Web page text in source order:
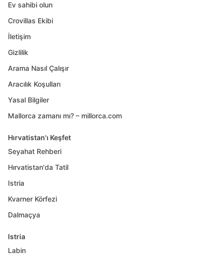
Ev sahibi olun
Crovillas Ekibi
İletişim
Gizlilik
Arama Nasıl Çalışır
Aracılık Koşulları
Yasal Bilgiler
Mallorca zamanı mı? – millorca.com
Hırvatistan'ı Keşfet
Seyahat Rehberi
Hırvatistan'da Tatil
Istria
Kvarner Körfezi
Dalmaçya
Istria
Labin